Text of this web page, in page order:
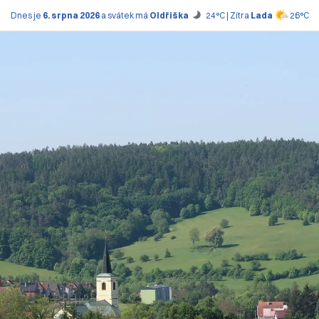
Dnes je 6. srpna 2026a svátek má Oldřiška 24°C | Zítra Lada 26°C